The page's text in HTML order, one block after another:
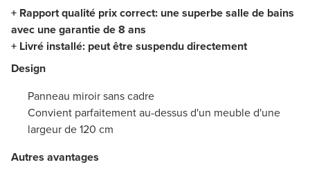
+ Rapport qualité prix correct: une superbe salle de bains
avec une garantie de 8 ans
+ Livré installé: peut être suspendu directement
Design
Panneau miroir sans cadre
Convient parfaitement au-dessus d'un meuble d'une
largeur de 120 cm
Autres avantages